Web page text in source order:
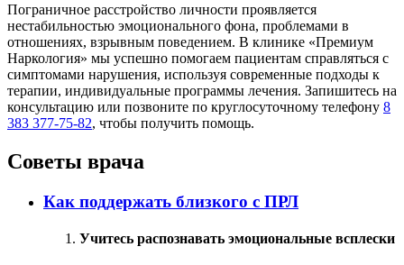
Пограничное расстройство личности проявляется
нестабильностью эмоционального фона, проблемами в
отношениях, взрывным поведением. В клинике «Премиум
Наркология» мы успешно помогаем пациентам справляться с
симптомами нарушения, используя современные подходы к
терапии, индивидуальные программы лечения. Запишитесь на
консультацию или позвоните по круглосуточному телефону 8
383 377-75-82, чтобы получить помощь.
Советы врача
Как поддержать близкого с ПРЛ
Учитесь распознавать эмоциональные всплески